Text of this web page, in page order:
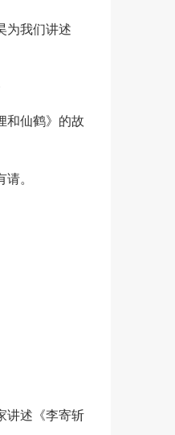
为我们讲述
和仙鹤》的故
。
讲述《李寄斩